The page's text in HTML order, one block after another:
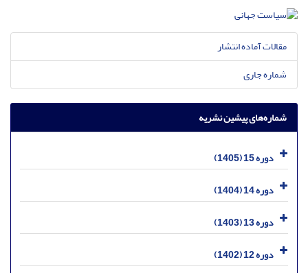
مقالات آماده انتشار
شماره جاری
شماره‌های پیشین نشریه
دوره 15 (1405)
دوره 14 (1404)
دوره 13 (1403)
دوره 12 (1402)